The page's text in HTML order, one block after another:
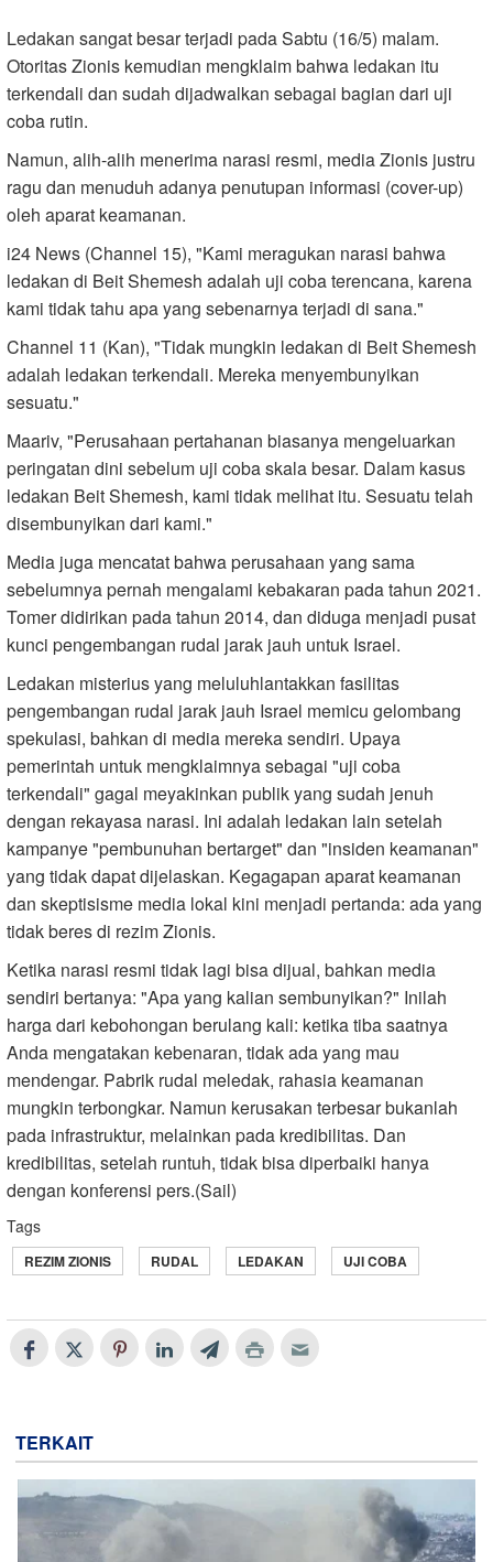
Ledakan sangat besar terjadi pada Sabtu (16/5) malam.
Otoritas Zionis kemudian mengklaim bahwa ledakan itu
terkendali dan sudah dijadwalkan sebagai bagian dari uji
coba rutin.
Namun, alih-alih menerima narasi resmi, media Zionis justru
ragu dan menuduh adanya penutupan informasi (cover-up)
oleh aparat keamanan.
i24 News (Channel 15), "Kami meragukan narasi bahwa
ledakan di Beit Shemesh adalah uji coba terencana, karena
kami tidak tahu apa yang sebenarnya terjadi di sana."
Channel 11 (Kan), "Tidak mungkin ledakan di Beit Shemesh
adalah ledakan terkendali. Mereka menyembunyikan
sesuatu."
Maariv, "Perusahaan pertahanan biasanya mengeluarkan
peringatan dini sebelum uji coba skala besar. Dalam kasus
ledakan Beit Shemesh, kami tidak melihat itu. Sesuatu telah
disembunyikan dari kami."
Media juga mencatat bahwa perusahaan yang sama
sebelumnya pernah mengalami kebakaran pada tahun 2021.
Tomer didirikan pada tahun 2014, dan diduga menjadi pusat
kunci pengembangan rudal jarak jauh untuk Israel.
Ledakan misterius yang meluluhlantakkan fasilitas
pengembangan rudal jarak jauh Israel memicu gelombang
spekulasi, bahkan di media mereka sendiri. Upaya
pemerintah untuk mengklaimnya sebagai "uji coba
terkendali" gagal meyakinkan publik yang sudah jenuh
dengan rekayasa narasi. Ini adalah ledakan lain setelah
kampanye "pembunuhan bertarget" dan "insiden keamanan"
yang tidak dapat dijelaskan. Kegagapan aparat keamanan
dan skeptisisme media lokal kini menjadi pertanda: ada yang
tidak beres di rezim Zionis.
Ketika narasi resmi tidak lagi bisa dijual, bahkan media
sendiri bertanya: "Apa yang kalian sembunyikan?" Inilah
harga dari kebohongan berulang kali: ketika tiba saatnya
Anda mengatakan kebenaran, tidak ada yang mau
mendengar. Pabrik rudal meledak, rahasia keamanan
mungkin terbongkar. Namun kerusakan terbesar bukanlah
pada infrastruktur, melainkan pada kredibilitas. Dan
kredibilitas, setelah runtuh, tidak bisa diperbaiki hanya
dengan konferensi pers.(Sail)
Tags
REZIM ZIONIS RUDAL LEDAKAN UJI COBA
TERKAIT